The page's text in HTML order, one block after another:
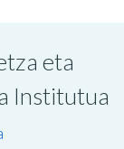
eta
Institutua